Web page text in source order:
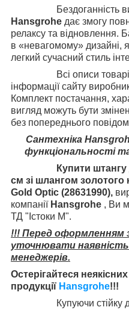
Бездоганність
Hansgrohe дає змогу
релаксу та відновлення.
в «невагомому» дизайні,
легкий сучасний стиль
Всі описи товарів
інформації сайту
Комплект постачання,
вигляд можуть бути
без попереднього
Сантехніка
функціональності
Купити штангу
см зі шлангом
Gold Optic (28631990),
компанії Hansgrohe , Ви
ТД "Істоки М".
!!! Перед оформленням
уточнювати
менеджерів.
Остерігайтеся
продукції Hansgrohe!!!
Купуючи стійку